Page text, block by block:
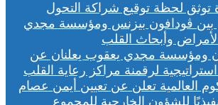
ومؤسسة مجدي يعقوب يعلنان عن
لرقمنة مراكز رعاية القلب